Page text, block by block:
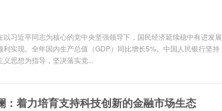
以习近平同志为核心的党中央坚强领导下，国民经济延续稳中有进发展
利实现。全年国内生产总值（GDP）同比增长5%。中国人民银行坚持
思想为指导，坚决落实党...
：着力培育支持科技创新的金融市场生态